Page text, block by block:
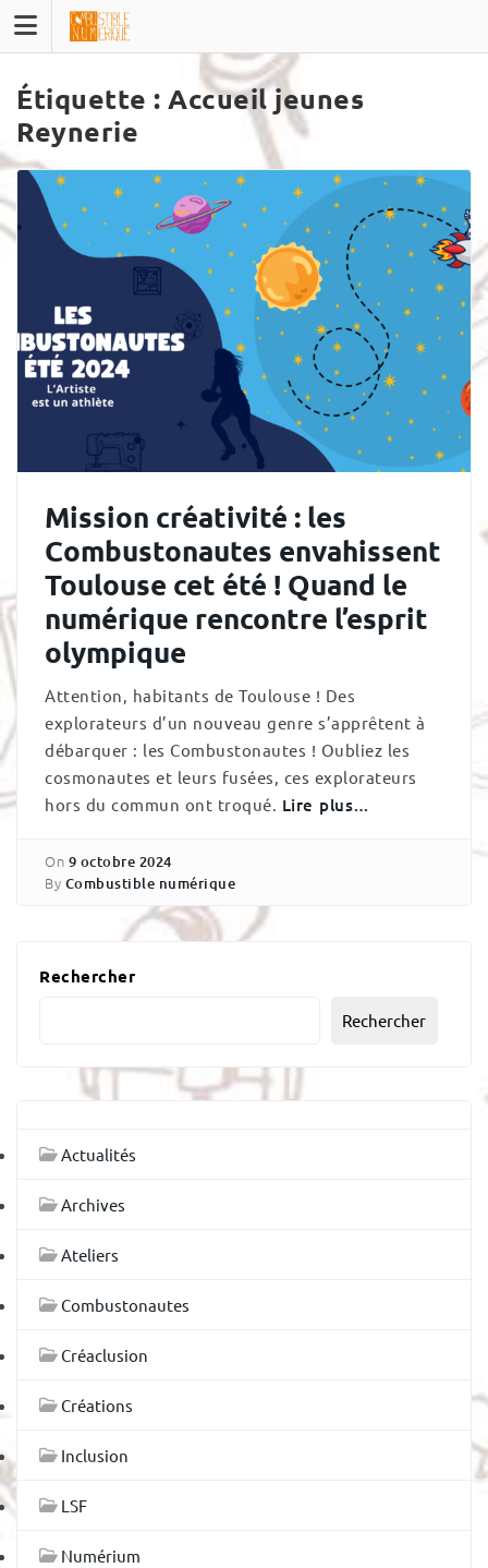
content
Étiquette : Accueil jeunes
Reynerie
Mission créativité : les
Combustonautes envahissent
Toulouse cet été ! Quand le
numérique rencontre l’esprit
olympique
Attention, habitants de Toulouse ! Des
explorateurs d’un nouveau genre s’apprêtent à
débarquer : les Combustonautes ! Oubliez les
cosmonautes et leurs fusées, ces explorateurs
hors du commun ont troqué. Lire plus…
On 9 octobre 2024
By Combustible numérique
Rechercher
Rechercher
Actualités
Archives
Ateliers
Combustonautes
Créaclusion
Créations
Inclusion
LSF
Numérium